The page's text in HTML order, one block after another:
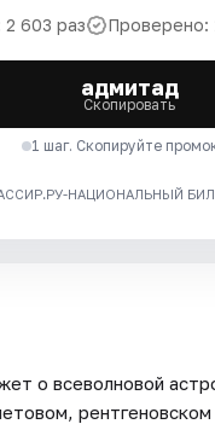
603 раз Проверено:
адмитад
Скопировать
1 шаг. Скопируйте
НАЦИОНАЛЬНЫЙ
о всеволновой
рентгеновском